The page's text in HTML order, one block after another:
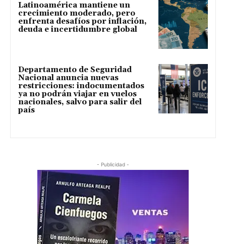
Latinoamérica mantiene un
crecimiento moderado, pero
enfrenta desafíos por inflación,
deuda e incertidumbre global
Departamento de Seguridad
Nacional anuncia nuevas
restricciones: indocumentados
ya no podrán viajar en vuelos
nacionales, salvo para salir del
país
- Publicidad -